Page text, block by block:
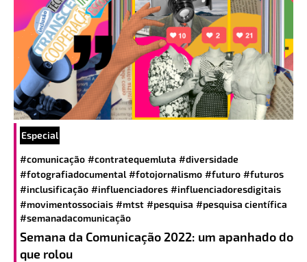
Especial
#comunicação #contratequemluta #diversidade
#fotografiadocumental #fotojornalismo #futuro #futuros
#inclusificação #influenciadores #influenciadoresdigitais
#movimentossociais #mtst #pesquisa #pesquisa científica
#semanadacomunicação
Semana da Comunicação 2022: um apanhado do
que rolou